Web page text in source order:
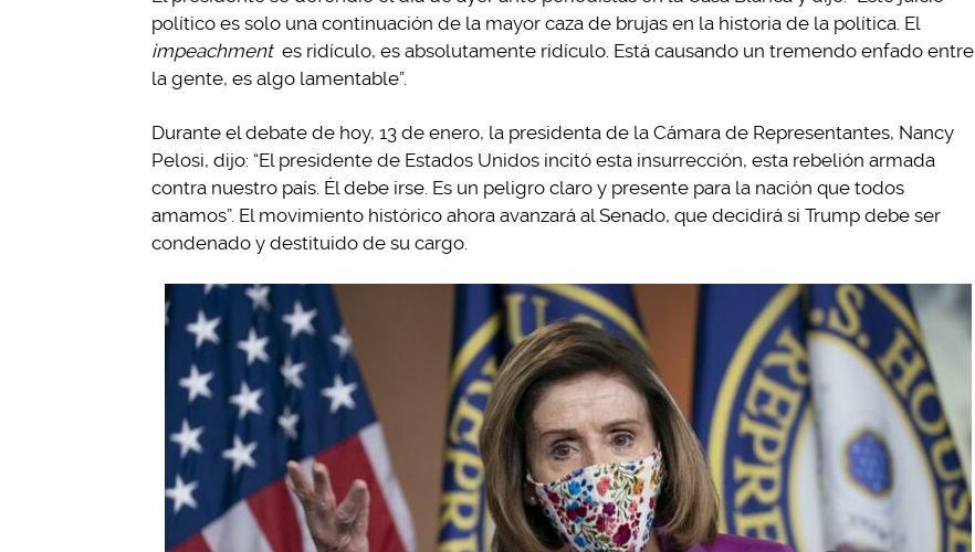
político es solo una continuación de la mayor caza de brujas en la historia de la política. El
impeachment es ridículo, es absolutamente ridículo. Está causando un tremendo enfado entre
la gente, es algo lamentable”.
Durante el debate de hoy, 13 de enero, la presidenta de la Cámara de Representantes, Nancy
Pelosi, dijo: “El presidente de Estados Unidos incitó esta insurrección, esta rebelión armada
contra nuestro país. Él debe irse. Es un peligro claro y presente para la nación que todos
amamos”. El movimiento histórico ahora avanzará al Senado, que decidirá si Trump debe ser
condenado y destituido de su cargo.